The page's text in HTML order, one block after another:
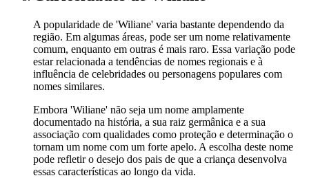
A popularidade de 'Wiliane' varia bastante dependendo da
região. Em algumas áreas, pode ser um nome relativamente
comum, enquanto em outras é mais raro. Essa variação pode
estar relacionada a tendências de nomes regionais e à
influência de celebridades ou personagens populares com
nomes similares.
Embora 'Wiliane' não seja um nome amplamente
documentado na história, a sua raiz germânica e a sua
associação com qualidades como proteção e determinação o
tornam um nome com um forte apelo. A escolha deste nome
pode refletir o desejo dos pais de que a criança desenvolva
essas características ao longo da vida.